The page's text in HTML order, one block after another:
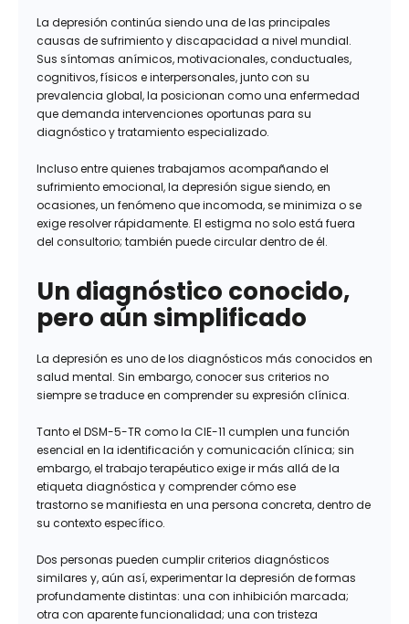
La depresión continúa siendo una de las principales
causas de sufrimiento y discapacidad a nivel mundial.
Sus síntomas anímicos, motivacionales, conductuales,
cognitivos, físicos e interpersonales, junto con su
prevalencia global, la posicionan como una enfermedad
que demanda intervenciones oportunas para su
diagnóstico y tratamiento especializado.
Incluso entre quienes trabajamos acompañando el
sufrimiento emocional, la depresión sigue siendo, en
ocasiones, un fenómeno que incomoda, se minimiza o se
exige resolver rápidamente. El estigma no solo está fuera
del consultorio; también puede circular dentro de él.
Un diagnóstico conocido,
pero aún simplificado
La depresión es uno de los diagnósticos más conocidos en
salud mental. Sin embargo, conocer sus criterios no
siempre se traduce en comprender su expresión clínica.
Tanto el DSM-5-TR como la CIE-11 cumplen una función
esencial en la identificación y comunicación clínica; sin
embargo, el trabajo terapéutico exige ir más allá de la
etiqueta diagnóstica y comprender cómo ese
trastorno se manifiesta en una persona concreta, dentro de
su contexto específico.
Dos personas pueden cumplir criterios diagnósticos
similares y, aún así, experimentar la depresión de formas
profundamente distintas: una con inhibición marcada;
otra con aparente funcionalidad; una con tristeza